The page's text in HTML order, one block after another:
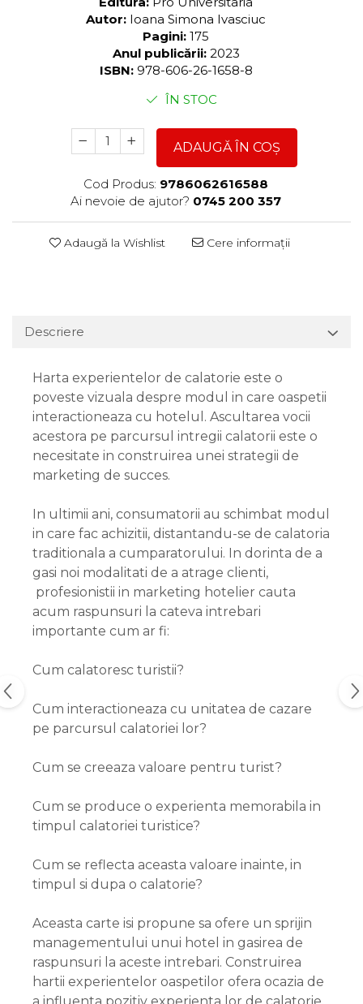
Autor: Ioana Simona Ivasciuc
Pagini: 175
Anul publicării: 2023
ISBN: 978-606-26-1658-8
ÎN STOC
ADAUGĂ ÎN COȘ
Cod Produs: 9786062616588
Ai nevoie de ajutor? 0745 200 357
Adaugă la Wishlist Cere informații
Descriere
Harta experientelor de calatorie este o
poveste vizuala despre modul in care oaspetii
interactioneaza cu hotelul. Ascultarea vocii
acestora pe parcursul intregii calatorii este o
necesitate in construirea unei strategii de
marketing de succes.
In ultimii ani, consumatorii au schimbat modul
in care fac achizitii, distantandu-se de calatoria
traditionala a cumparatorului. In dorinta de a
gasi noi modalitati de a atrage clienti,
profesionistii in marketing hotelier cauta
acum raspunsuri la cateva intrebari
importante cum ar fi:
Cum calatoresc turistii?
Cum interactioneaza cu unitatea de cazare
pe parcursul calatoriei lor?
Cum se creeaza valoare pentru turist?
Cum se produce o experienta memorabila in
timpul calatoriei turistice?
Cum se reflecta aceasta valoare inainte, in
timpul si dupa o calatorie?
Aceasta carte isi propune sa ofere un sprijin
managementului unui hotel in gasirea de
raspunsuri la aceste intrebari. Construirea
hartii experientelor oaspetilor ofera ocazia de